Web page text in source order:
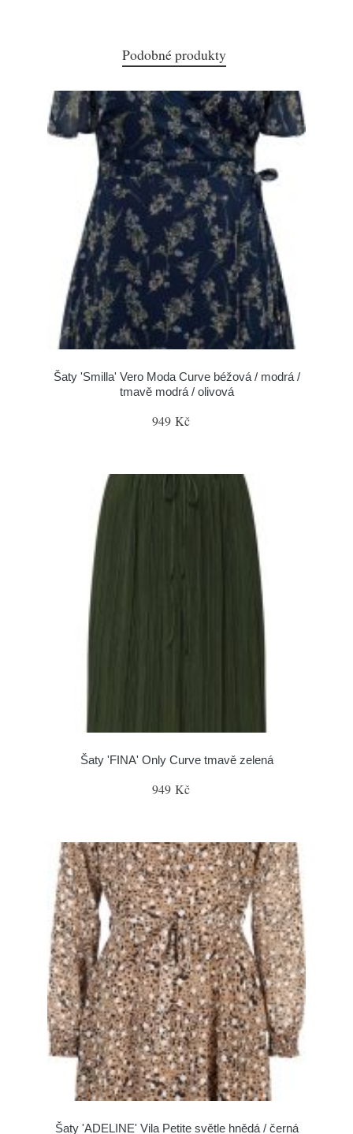
Podobné produkty
Šaty 'Smilla' Vero Moda Curve béžová / modrá /
tmavě modrá / olivová
949 Kč
Šaty 'FINA' Only Curve tmavě zelená
949 Kč
Šaty 'ADELINE' Vila Petite světle hnědá / černá